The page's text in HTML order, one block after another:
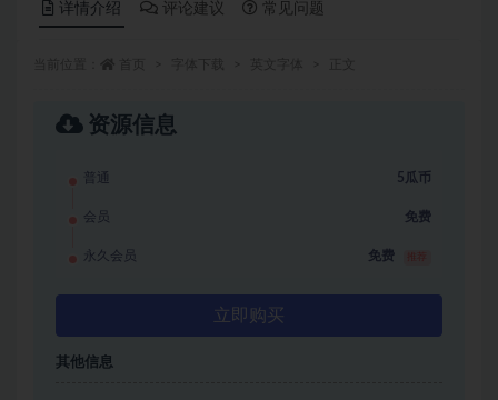
详情介绍 评论建议 常见问题
资源信息
普通 5瓜币
会员 免费
永久会员 免费
立即购买
其他信息